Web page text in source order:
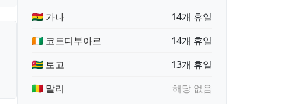
🇬🇭 가나
14개 휴일
🇨🇮 코트디부아르
14개 휴일
🇹🇬 토고
13개 휴일
🇲🇱 말리
해당 없음